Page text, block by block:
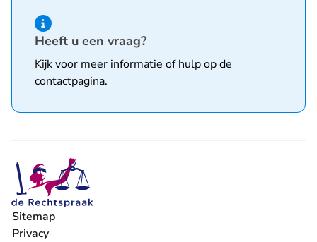
Hint van type informatie
Heeft u een vraag?
Kijk voor meer informatie of hulp op de
contactpagina.
Sitemap
Privacy